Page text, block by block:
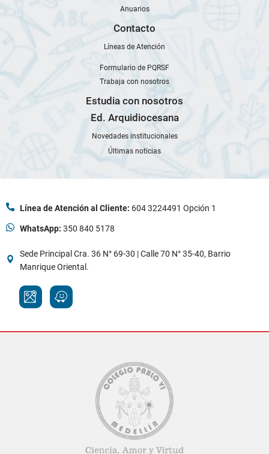
Anuarios
Contacto
Líneas de Atención
Formulario de PQRSF
Trabaja con nosotros
Estudia con nosotros
Ed. Arquidiocesana
Novedades institucionales
Últimas noticias
Línea de Atención al Cliente: 604 3224491 Opción 1
WhatsApp: 350 840 5178
Sede Principal Cra. 36 N° 69-30 | Calle 70 N° 35-40, Barrio
Manrique Oriental.